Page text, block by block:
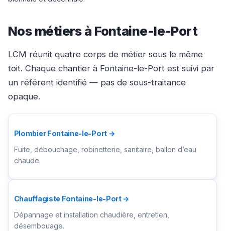
Nos métiers à Fontaine-le-Port
LCM réunit quatre corps de métier sous le même
toit. Chaque chantier à Fontaine-le-Port est suivi par
un référent identifié — pas de sous-traitance
opaque.
Plombier Fontaine-le-Port →
Fuite, débouchage, robinetterie, sanitaire, ballon d’eau
chaude.
Chauffagiste Fontaine-le-Port →
Dépannage et installation chaudière, entretien,
désembouage.